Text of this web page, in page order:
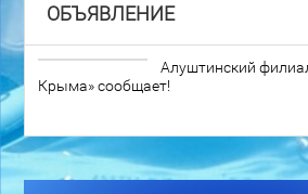
ОБЪЯВЛЕНИЕ
Алуштинский
Крыма» сообщает!